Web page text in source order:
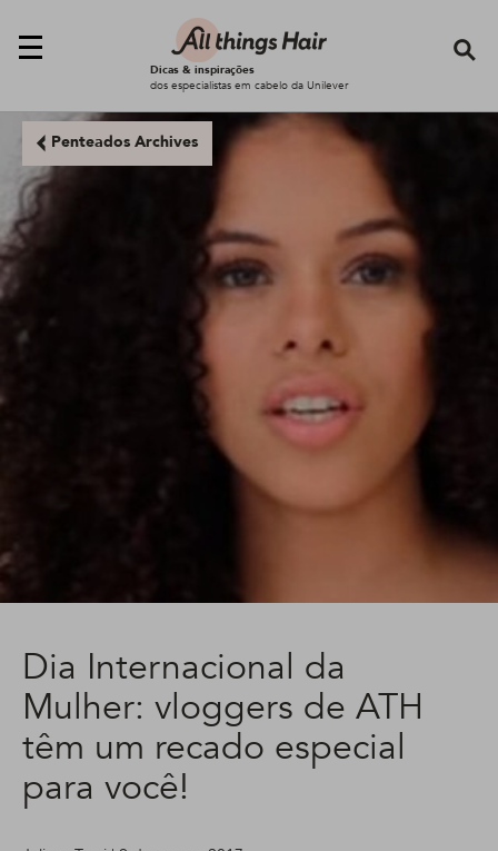
Dicas & inspirações
dos especialistas em cabelo da Unilever
Penteados Archives
Dia Internacional da
Mulher: vloggers de ATH
têm um recado especial
para você!